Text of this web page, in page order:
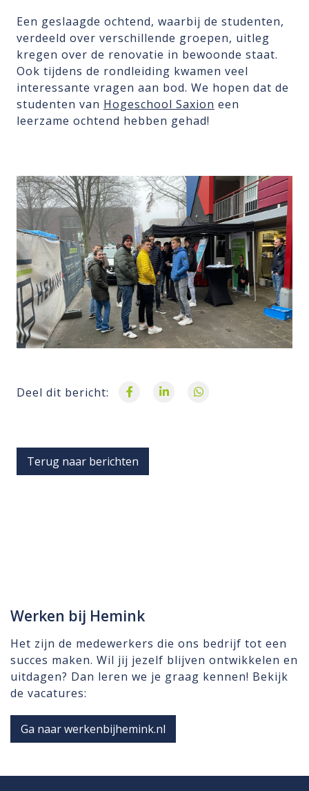
Een geslaagde ochtend, waarbij de studenten,
verdeeld over verschillende groepen, uitleg
kregen over de renovatie in bewoonde staat.
Ook tijdens de rondleiding kwamen veel
interessante vragen aan bod. We hopen dat de
studenten van Hogeschool Saxion een
leerzame ochtend hebben gehad!
Deel dit bericht:
Terug naar berichten
Werken bij Hemink
Het zijn de medewerkers die ons bedrijf tot een
succes maken. Wil jij jezelf blijven ontwikkelen en
uitdagen? Dan leren we je graag kennen! Bekijk
de vacatures:
Ga naar werkenbijhemink.nl